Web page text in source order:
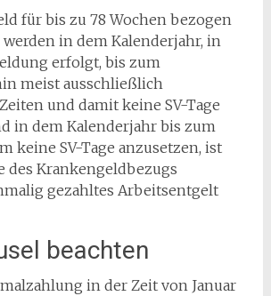
für bis zu 78 Wochen bezogen
in dem Kalenderjahr, in
erfolgt, bis zum
meist ausschließlich
und damit keine SV-Tage
in dem Kalenderjahr bis zum
keine SV-Tage anzusetzen, ist
des Krankengeldbezugs
gezahltes Arbeitsentgelt
beachten
in der Zeit von Januar